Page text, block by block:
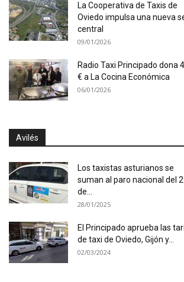
La Cooperativa de Taxis de
Oviedo impulsa una nueva
central
09/01/2026
Radio Taxi Principado dona
€ a La Cocina Económica
06/01/2026
Avilés
Los taxistas asturianos se
suman al paro nacional del
de...
28/01/2025
El Principado aprueba las
de taxi de Oviedo, Gijón y...
02/03/2024